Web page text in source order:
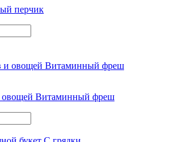
перчик
овощей Витаминный фреш